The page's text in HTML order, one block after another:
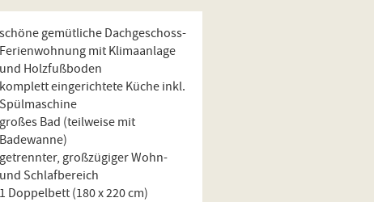
schöne gemütliche Dachgeschoss-
Ferienwohnung mit Klimaanlage
und Holzfußboden
komplett eingerichtete Küche inkl.
Spülmaschine
großes Bad (teilweise mit
Badewanne)
getrennter, großzügiger Wohn-
und Schlafbereich
1 Doppelbett (180 x 220 cm)